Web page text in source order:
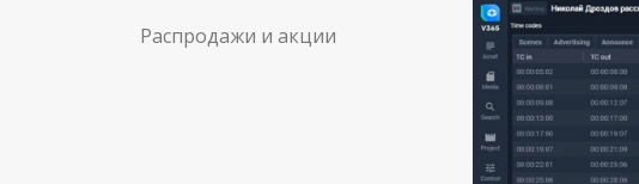
Распродажи и акции